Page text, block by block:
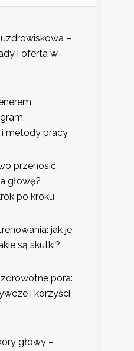
–
i oferta w
metody pracy
przenosić
głowę?
po kroku
jak je
są skutki?
pora:
i korzyści
głowy –